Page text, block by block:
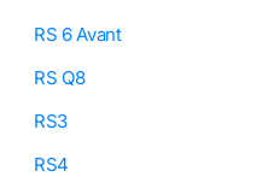
RS 6 Avant
RS Q8
RS3
RS4